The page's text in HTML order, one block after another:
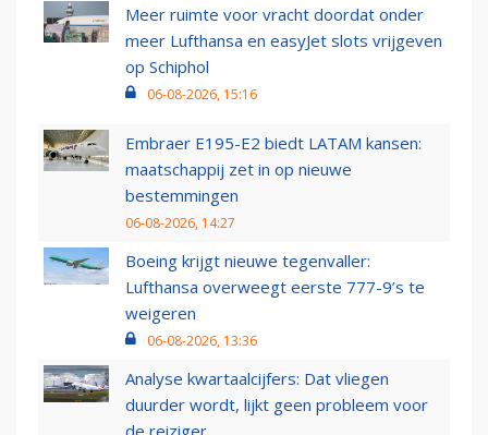
Meer ruimte voor vracht doordat onder
meer Lufthansa en easyJet slots vrijgeven
op Schiphol
06-08-2026, 15:16
Embraer E195-E2 biedt LATAM kansen:
maatschappij zet in op nieuwe
bestemmingen
06-08-2026, 14:27
Boeing krijgt nieuwe tegenvaller:
Lufthansa overweegt eerste 777-9’s te
weigeren
06-08-2026, 13:36
Analyse kwartaalcijfers: Dat vliegen
duurder wordt, lijkt geen probleem voor